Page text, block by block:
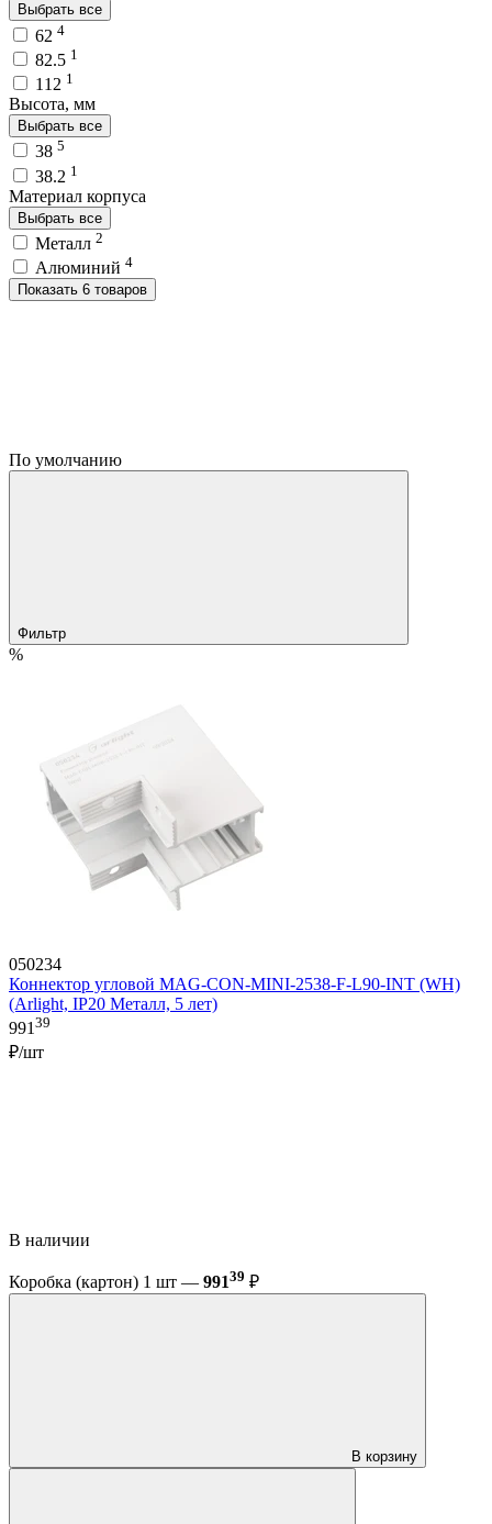
Выбрать все
62 4
82.5 1
112 1
Высота, мм
Выбрать все
38 5
38.2 1
Материал корпуса
Выбрать все
Металл 2
Алюминий 4
Показать 6 товаров
По умолчанию
Фильтр
%
050234
Коннектор угловой MAG-CON-MINI-2538-F-L90-INT (WH)
(Arlight, IP20 Металл, 5 лет)
99139
₽/шт
В наличии
Коробка (картон) 1 шт — 99139 ₽
В корзину